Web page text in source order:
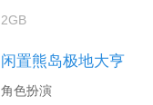
2GB
闲置熊岛极地大亨
角色扮演